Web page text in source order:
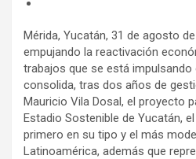
Mérida, Yucatán, 31 de agosto
empujando la reactivación
trabajos que se está impulsando
consolida, tras dos años de
Mauricio Vila Dosal, el proyecto
Estadio Sostenible de Yucatán,
primero en su tipo y el más
Latinoamérica, además que